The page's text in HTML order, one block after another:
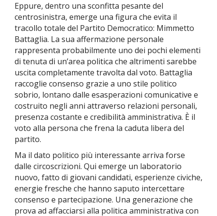
Eppure, dentro una sconfitta pesante del
centrosinistra, emerge una figura che evita il
tracollo totale del Partito Democratico: Mimmetto
Battaglia. La sua affermazione personale
rappresenta probabilmente uno dei pochi elementi
di tenuta di un’area politica che altrimenti sarebbe
uscita completamente travolta dal voto. Battaglia
raccoglie consenso grazie a uno stile politico
sobrio, lontano dalle esasperazioni comunicative e
costruito negli anni attraverso relazioni personali,
presenza costante e credibilità amministrativa. È il
voto alla persona che frena la caduta libera del
partito.
Ma il dato politico più interessante arriva forse
dalle circoscrizioni. Qui emerge un laboratorio
nuovo, fatto di giovani candidati, esperienze civiche,
energie fresche che hanno saputo intercettare
consenso e partecipazione. Una generazione che
prova ad affacciarsi alla politica amministrativa con